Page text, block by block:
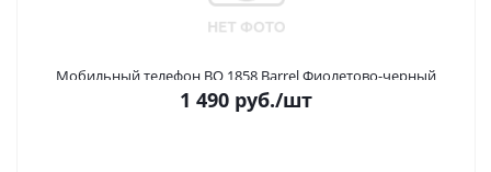
Мобильный телефон BQ 1858 Barrel Фиолетово-черный
1 490 руб./шт